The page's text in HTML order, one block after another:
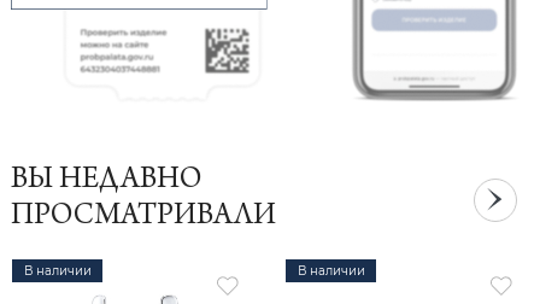
ВЫ НЕДАВНО
ПРОСМАТРИВАЛИ
В наличии В наличии